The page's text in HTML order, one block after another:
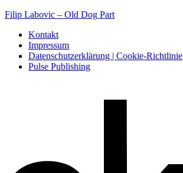
Filip Labovic – Old Dog Part
Kontakt
Impressum
Datenschutzerklärung | Cookie-Richtlinie
Pulse Publishing